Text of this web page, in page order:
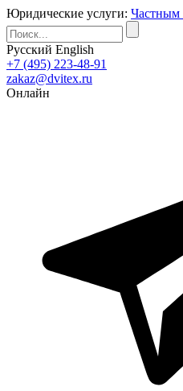
Юридические услуги: Частным
Русский English
+7 (495) 223-48-91
zakaz@dvitex.ru
Онлайн